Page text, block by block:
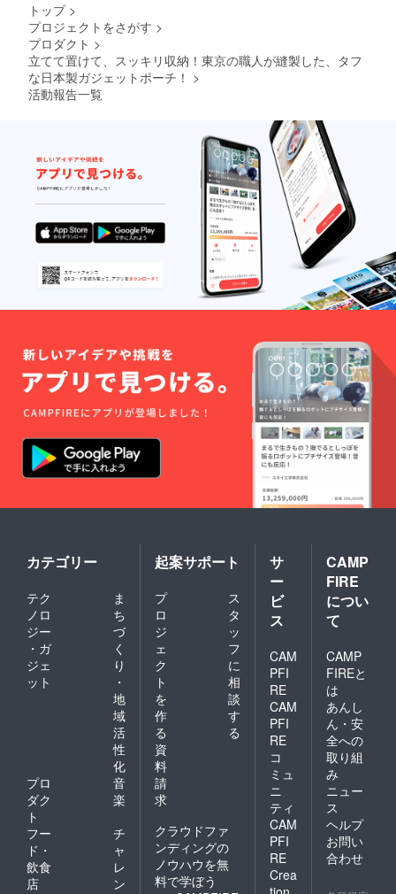
ご希望
ださい)
・リ
ターン
価格は
税込で
す。 ▼
お届け
に関し
まして
・リ
ターン
発送予
定は
2025年
頃を予
定して
おりま
す。 ・
詳細は
随時活
動報告
ならび
に、
セージ
にてご
案内い
す。 ▼
ご注意
くださ
い ・プ
ロジェ
クト本
文中の
意くだ
さい」
に記載
しまし
た文章
を必ず
ご確認
くださ
い。
トップ >
プロジェクトをさがす >
プロダクト >
立てて置けて、スッキリ収納！東京の職人が縫製した、タフ
な日本製ガジェットポーチ！ >
活動報告一覧
カテゴリー
テク
ノロ
ジー
・ガ
ジェ
ット
ま
ち
づ
く
り
・
地
域
活
性
化
プロ
ダク
ト
音
楽
フー
ド・
飲食
店
チ
ャ
レ
ン
起案サポート
プ
ロ
ジ
ェ
ク
ト
を
作
る
ス
タ
ッ
フ
に
相
談
す
る
資
料
請
求
クラウドファ
ンディングの
ノウハウを無
料で学ぼう
サ
ー
ビ
ス
CAM
PFI
RE
CAM
PFI
RE
コ
ミュ
ニ
ティ
CAM
PFI
RE
Crea
CAMP
FIRE
につい
て
CAMP
FIREと
は
あんし
ん・安
全への
取り組
み
ニュー
ス
ヘルプ
お問い
合わせ